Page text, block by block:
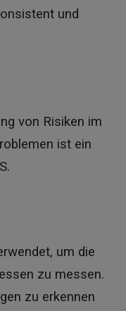
und
von Risiken im
ist ein
um die
zu messen.
zu erkennen